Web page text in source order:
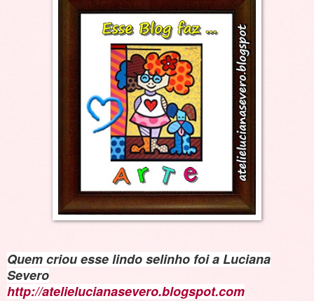
Quem criou esse lindo selinho foi a Luciana
Severo
http://atelielucianasevero.blogspot.com